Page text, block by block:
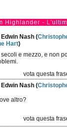
Highlander -
Nash (
Hart)
e mezzo, e non
vota questa
Nash (
altro?
vota questa